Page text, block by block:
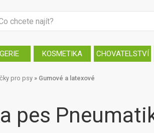
KOSMETIKA CHOVATELSTVÍ
pro psy » Gumové a latexové
pes